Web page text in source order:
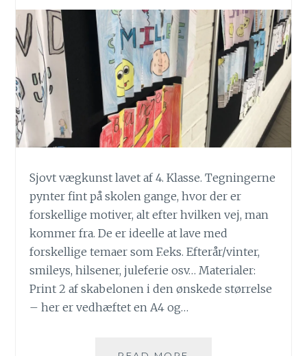
Sjovt vægkunst lavet af 4. Klasse. Tegningerne
pynter fint på skolen gange, hvor der er
forskellige motiver, alt efter hvilken vej, man
kommer fra. De er ideelle at lave med
forskellige temaer som F.eks. Efterår/vinter,
smileys, hilsener, juleferie osv… Materialer:
Print 2 af skabelonen i den ønskede størrelse
– her er vedhæftet en A4 og…